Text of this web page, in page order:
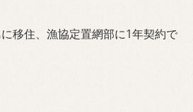
移住、漁協定置網部に1年契約で